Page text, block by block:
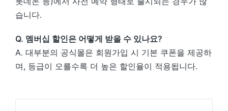
습니다.
Q. 멤버십 할인은 어떻게 받을 수 있나요?
A. 대부분의 공식몰은 회원가입 시 기본 쿠폰을 제공하
며, 등급이 오를수록 더 높은 할인율이 적용됩니다.